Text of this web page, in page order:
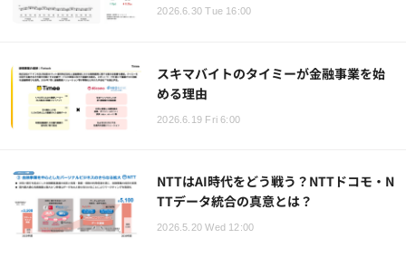
2026.6.30 Tue 16:00
スキマバイトのタイミーが金融事業を始
める理由
2026.6.19 Fri 6:00
NTTはAI時代をどう戦う？NTTドコモ・N
TTデータ統合の真意とは？
2026.5.20 Wed 12:00